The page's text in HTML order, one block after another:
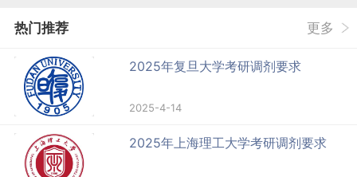
热门推荐 更多
2025年复旦大学考研调剂要求
2025-4-14
2025年上海理工大学考研调剂要求